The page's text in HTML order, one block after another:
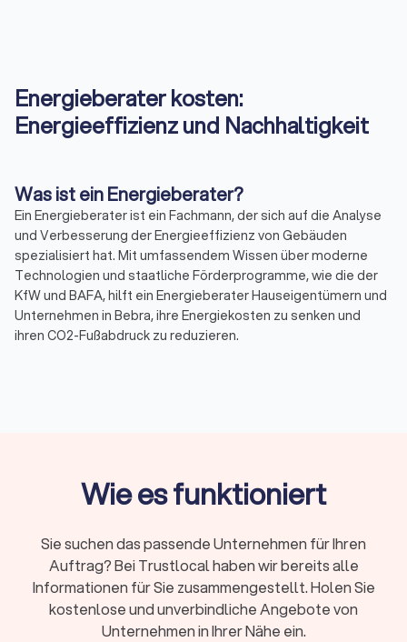
Energieberater kosten:
Energieeffizienz und Nachhaltigkeit
Was ist ein Energieberater?
Ein Energieberater ist ein Fachmann, der sich auf die Analyse
und Verbesserung der Energieeffizienz von Gebäuden
spezialisiert hat. Mit umfassendem Wissen über moderne
Technologien und staatliche Förderprogramme, wie die der
KfW und BAFA, hilft ein Energieberater Hauseigentümern und
Unternehmen in Bebra, ihre Energiekosten zu senken und
ihren CO2-Fußabdruck zu reduzieren.
können Energieberater Einsparpotenziale identifizieren und
individuelle Sanierungsfahrpläne erstellen. Dies führt nicht
einer verbesserten Umweltbilanz.
Kosten und Förderung der Energieberatung in
Wie es funktioniert
Sie suchen das passende Unternehmen für Ihren
Auftrag? Bei Trustlocal haben wir bereits alle
Informationen für Sie zusammengestellt. Holen Sie
kostenlose und unverbindliche Angebote von
Unternehmen in Ihrer Nähe ein.